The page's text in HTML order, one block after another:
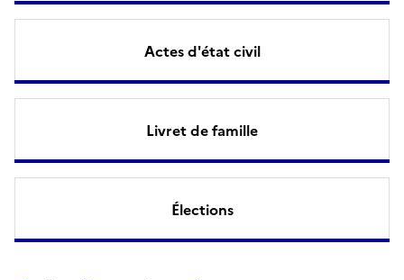
Actes d'état civil
Livret de famille
Élections